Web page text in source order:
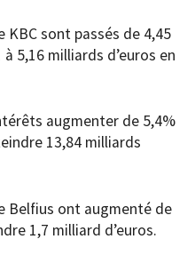
KBC sont passés de 4,45
5,16 milliards d’euros en
augmenter de 5,4%
13,84 milliards
Belfius ont augmenté de
1,7 milliard d’euros.